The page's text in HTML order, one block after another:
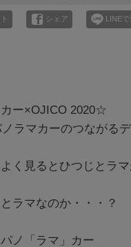
シェア LINE
ー×OJICO 2020☆
ラマカーのつながる
く見るとひつじとラマ
ラマなのか・・・？
パノ「ラマ」カー